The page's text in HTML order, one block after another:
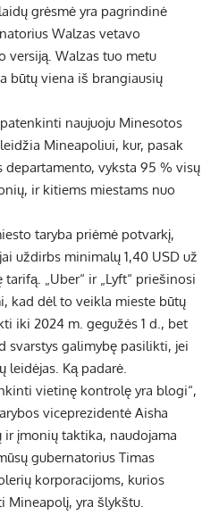
grėsmė yra pagrindinė
Walzas vetavo
versiją. Walzas tuo metu
būtų viena iš brangiausių
naujuoju Minesotos
Mineapoliui, kur, pasak
vyksta 95 % visų
ir kitiems miestams nuo
taryba priėmė potvarkį,
uždirbs minimalų 1,40 USD už
„Uber“ ir „Lyft“ priešinosi
kad dėl to veikla mieste būtų
iki 2024 m. gegužės 1 d., bet
svarstys galimybę pasilikti, jei
leidėjas. Ką padarė.
vietinę kontrolę yra blogi“,
viceprezidentė Aisha
ir įmonių taktika, naudojama
gubernatorius Timas
korporacijoms, kurios
Mineapolį, yra šlykštu.